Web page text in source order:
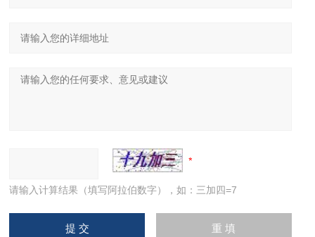
请输入计算结果（填写阿拉伯数字），如：三加四=7